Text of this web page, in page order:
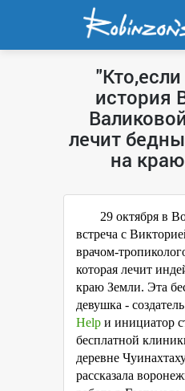
история
лечит
на
29 октября в
встреча с
врачом-
которая лечит
краю Земли. Эта
девушка -
Help и инициатор
бесплатной
деревне
рассказала